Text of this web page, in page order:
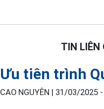
TIN LIÊN
Ưu tiên trình
CAO NGUYÊN | 31/03/2025 -